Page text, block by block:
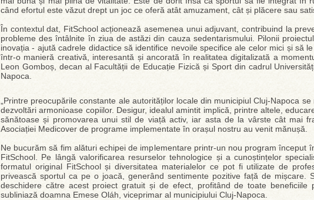
când efortul este văzut drept un joc ce oferă atât amuzament, cât și plăcere sau
În contextul dat, FitSchool acționează asemenea unui adjuvant, contribuind la
probleme des întâlnite în ziua de astăzi din cauza sedentarismului. Pilonii
inovația - ajută cadrele didactice să identifice nevoile specifice ale celor mici și să
într-o manieră creativă, interesantă și ancorată în realitatea digitalizată a
Leon Gomboș, decan al Facultății de Educație Fizică și Sport din cadrul
Napoca.
„Printre preocupările constante ale autorităților locale din municipiul Cluj-Napoca
dezvoltări armonioase copiilor. Desigur, idealul amintit implică, printre altele,
sănătoase și promovarea unui stil de viață activ, iar asta de la vârste cât mai
Asociației Medicover de programe implementate în orașul nostru au venit mănușă.
Ne bucurăm să fim alături echipei de implementare printr-un nou program început
FitSchool. Pe lângă valorificarea resurselor tehnologice și a cunoștințelor
formatul original FitSchool și diversitatea materialelor ce pot fi utilizate de
privească sportul ca pe o joacă, generând sentimente pozitive față de mișcare.
deschidere către acest proiect gratuit și de efect, profitând de toate beneficiile
subliniază doamna Emese Oláh, viceprimar al municipiului Cluj-Napoca.